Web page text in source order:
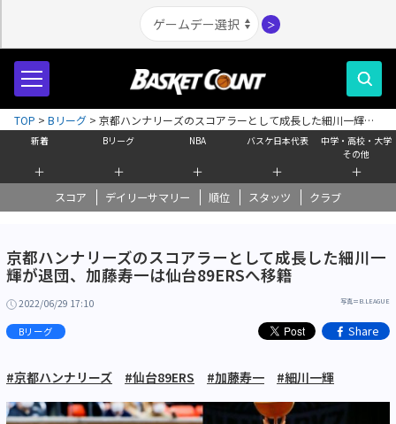
＞
新着
＋
Bリーグ
＋
NBA
＋
バスケ日本代表
＋
中学・高校・大学
その他
＋
スコア デイリーサマリー 順位 スタッツ クラブ
TOP > Bリーグ > 京都ハンナリーズのスコアラーとして成長した細川一輝が
退団、加藤寿一は仙台89ERSへ移籍
京都ハンナリーズのスコアラーとして成長した細川一
輝が退団、加藤寿一は仙台89ERSへ移籍
2022/06/29 17:10 写真＝B.LEAGUE
Bリーグ Share
#京都ハンナリーズ #仙台89ERS #加藤寿一 #細川一輝